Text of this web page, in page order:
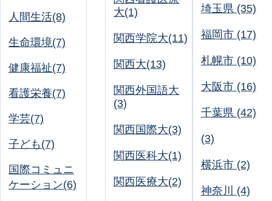
人間生活(8)
生命環境(7)
健康福祉(7)
看護栄養(7)
学芸(7)
子ども(7)
国際コミュニ
ケーション(6)
大(1)
関西学院大(11)
関西大(13)
関西外国語大
(3)
関西国際大(3)
関西医科大(1)
関西医療大(2)
埼玉県 (35)
福岡市 (17)
札幌市 (10)
大阪市 (16)
千葉県 (42)
(3)
横浜市 (2)
神奈川 (4)